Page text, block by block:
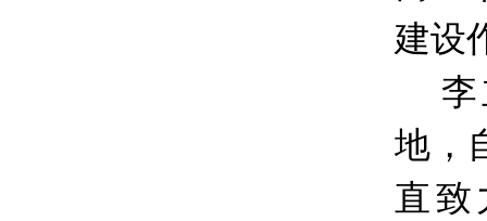
建设
地，
直致